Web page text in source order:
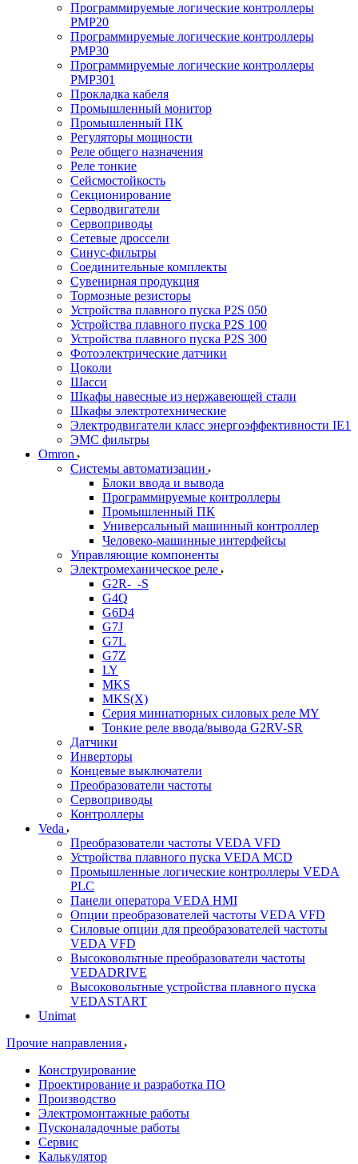
Программируемые логические контроллеры
PMP20
Программируемые логические контроллеры
PMP30
Программируемые логические контроллеры
PMP301
Прокладка кабеля
Промышленный монитор
Промышленный ПК
Регуляторы мощности
Реле общего назначения
Реле тонкие
Сейсмостойкость
Секционирование
Серводвигатели
Сервоприводы
Сетевые дроссели
Синус-фильтры
Соединительные комплекты
Сувенирная продукция
Тормозные резисторы
Устройства плавного пуска P2S 050
Устройства плавного пуска P2S 100
Устройства плавного пуска P2S 300
Фотоэлектрические датчики
Цоколи
Шасси
Шкафы навесные из нержавеющей стали
Шкафы электротехнические
Электродвигатели класс энергоэффективности IE1
ЭМС фильтры
Omron
Системы автоматизации
Блоки ввода и вывода
Программируемые контроллеры
Промышленный ПК
Универсальный машинный контроллер
Человеко-машинные интерфейсы
Управляющие компоненты
Электромеханическое реле
G2R-_-S
G4Q
G6D4
G7J
G7L
G7Z
LY
MKS
MKS(X)
Серия миниатюрных силовых реле MY
Тонкие реле ввода/вывода G2RV-SR
Датчики
Инверторы
Концевые выключатели
Преобразователи частоты
Сервоприводы
Контроллеры
Veda
Преобразователи частоты VEDA VFD
Устройства плавного пуска VEDA MCD
Промышленные логические контроллеры VEDA
PLC
Панели оператора VEDA HMI
Опции преобразователей частоты VEDA VFD
Силовые опции для преобразователей частоты
VEDA VFD
Высоковольтные преобразователи частоты
VEDADRIVE
Высоковольтные устройства плавного пуска
VEDASTART
Unimat
Прочие направления
Конструирование
Проектирование и разработка ПО
Производство
Электромонтажные работы
Пусконаладочные работы
Сервис
Калькулятор